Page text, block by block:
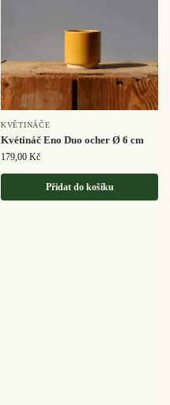
KVĚTINÁČE
Kvétináč Eno Duo ocher Ø 6 cm
179,00 Kč
Přidat do košíku